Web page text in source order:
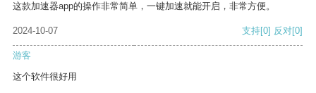
这款加速器app的操作非常简单，一键加速就能开启，非常方便。
2024-10-07 支持[0] 反对[0]
游客
这个软件很好用